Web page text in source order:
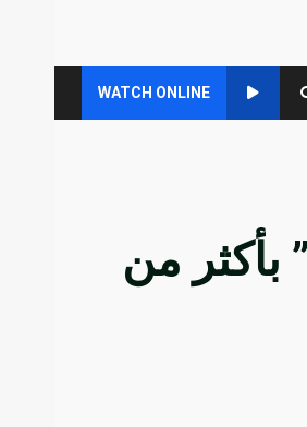
WATCH ONLINE
بأكثر من